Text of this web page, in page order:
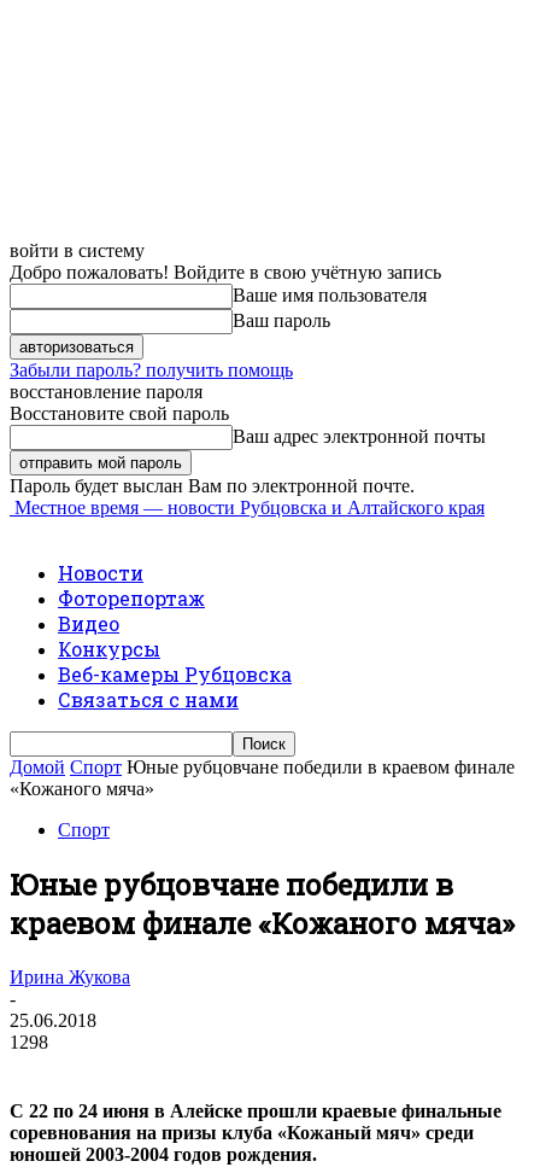
войти в систему
Добро пожаловать! Войдите в свою учётную запись
Ваше имя пользователя
Ваш пароль
Забыли пароль? получить помощь
восстановление пароля
Восстановите свой пароль
Ваш адрес электронной почты
Пароль будет выслан Вам по электронной почте.
Местное время — новости Рубцовска и Алтайского края
Новости
Фоторепортаж
Видео
Конкурсы
Веб-камеры Рубцовска
Связаться с нами
Домой Спорт Юные рубцовчане победили в краевом финале
«Кожаного мяча»
Спорт
Юные рубцовчане победили в
краевом финале «Кожаного мяча»
Ирина Жукова
-
25.06.2018
1298
С 22 по 24 июня в Алейске прошли краевые финальные
соревнования на призы клуба «Кожаный мяч» среди
юношей 2003-2004 годов рождения.